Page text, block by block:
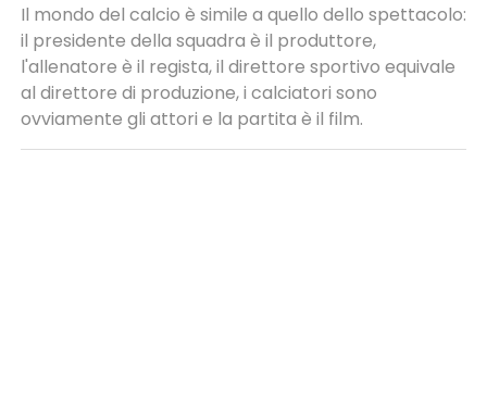
Il mondo del calcio è simile a quello dello spettacolo:
il presidente della squadra è il produttore,
l'allenatore è il regista, il direttore sportivo equivale
al direttore di produzione, i calciatori sono
ovviamente gli attori e la partita è il film.